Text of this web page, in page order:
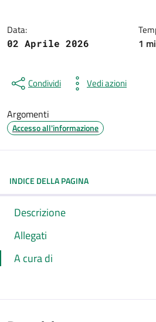
Data:
02 Aprile 2026 1
Condividi Vedi azioni
Argomenti
Accesso all'informazione
INDICE DELLA PAGINA
Descrizione
Allegati
A cura di